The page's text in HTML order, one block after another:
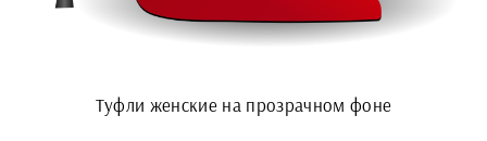
Туфли женские на прозрачном фоне